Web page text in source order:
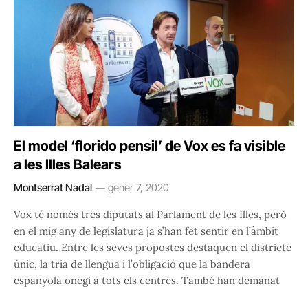
El model ‘florido pensil’ de Vox es fa visible
a les Illes Balears
Montserrat Nadal gener 7, 2020
Vox té només tres diputats al Parlament de les Illes, però
en el mig any de legislatura ja s’han fet sentir en l’àmbit
educatiu. Entre les seves propostes destaquen el districte
únic, la tria de llengua i l’obligació que la bandera
espanyola onegi a tots els centres. També han demanat